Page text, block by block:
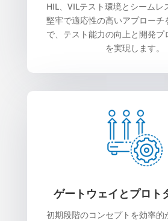
HIL、VILテスト環境とシームレ
堅牢で適応性の高いアプローチ
で、テスト能力の向上と開発プ
を実現します。
ゲートウェイとプロト
初期段階のコンセプトを効率的